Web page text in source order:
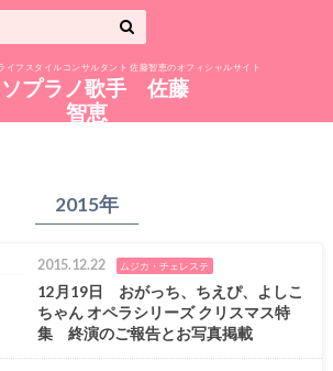
イフスタイルコンサルタント 佐藤智恵のオフィシャルサイト
2015年
2015.12.22 ムジカ・チェレステ
12月19日 おがっち、ちえぴ、よしこ
ちゃん オペラシリーズ クリスマス特
集 終演のご報告とお写真掲載